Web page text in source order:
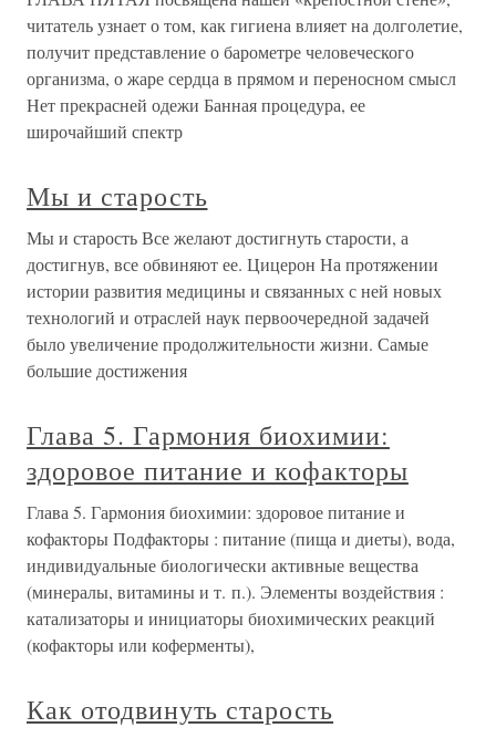
читатель узнает о том, как гигиена влияет на долголетие,
получит представление о барометре человеческого
организма, о жаре сердца в прямом и переносном смысл
Нет прекрасней одежи Банная процедура, ее
широчайший спектр
Мы и старость
Мы и старость Все желают достигнуть старости, а
достигнув, все обвиняют ее. Цицерон На протяжении
истории развития медицины и связанных с ней новых
технологий и отраслей наук первоочередной задачей
было увеличение продолжительности жизни. Самые
большие достижения
Глава 5. Гармония биохимии:
здоровое питание и кофакторы
Глава 5. Гармония биохимии: здоровое питание и
кофакторы Подфакторы : питание (пища и диеты), вода,
индивидуальные биологически активные вещества
(минералы, витамины и т. п.). Элементы воздействия :
катализаторы и инициаторы биохимических реакций
(кофакторы или коферменты),
Как отодвинуть старость